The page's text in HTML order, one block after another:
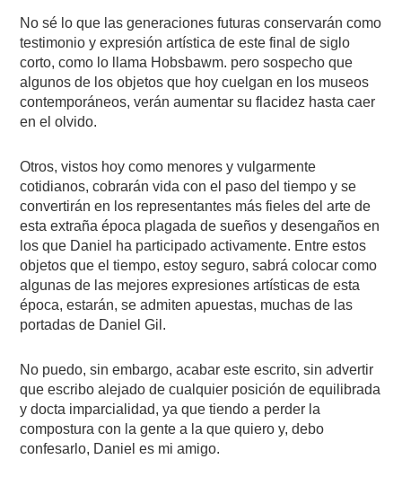
No sé lo que las generaciones futuras conservarán como
testimonio y expresión artística de este final de siglo
corto, como lo llama Hobsbawm. pero sospecho que
algunos de los objetos que hoy cuelgan en los museos
contemporáneos, verán aumentar su flacidez hasta caer
en el olvido.
Otros, vistos hoy como menores y vulgarmente
cotidianos, cobrarán vida con el paso del tiempo y se
convertirán en los representantes más fieles del arte de
esta extraña época plagada de sueños y desengaños en
los que Daniel ha participado activamente. Entre estos
objetos que el tiempo, estoy seguro, sabrá colocar como
algunas de las mejores expresiones artísticas de esta
época, estarán, se admiten apuestas, muchas de las
portadas de Daniel Gil.
No puedo, sin embargo, acabar este escrito, sin advertir
que escribo alejado de cualquier posición de equilibrada
y docta imparcialidad, ya que tiendo a perder la
compostura con la gente a la que quiero y, debo
confesarlo, Daniel es mi amigo.